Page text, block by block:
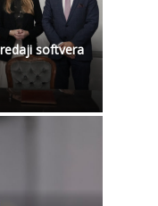
softvera